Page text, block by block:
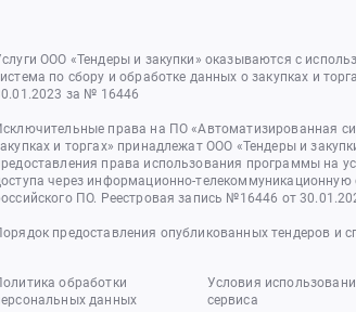
ООО «Тендеры и закупки» оказываются с
по сбору и обработке данных о закупках и
за № 16446
права на ПО «Автоматизированная
и торгах» принадлежат ООО «Тендеры и
права использования программы на
через информационно-телекоммуникационную
ПО. Реестровая запись №16446 от
предоставления опубликованных тендеров и
обработки
данных
Условия
сервиса